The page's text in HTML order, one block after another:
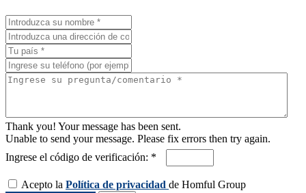
Thank you! Your message has been sent.
Unable to send your message. Please fix errors then try again.
Ingrese el código de verificación: *
Acepto la Política de privacidad de Homful Group